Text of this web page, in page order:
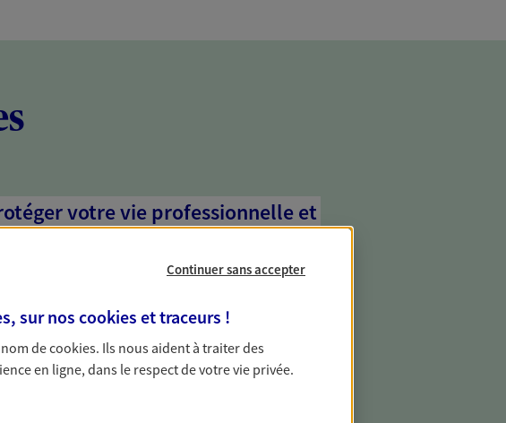
votre vie professionnelle et
sommes à votre écoute pour vous proposer des
mais aussi les risques liés à votre vie privée. Un seul
pour tous vos besoins, ça change tout.
Continuer sans accepter
sur nos cookies et traceurs !
decookies. Ils nous aident à traiter des
en ligne, dans le respect de votre vie privée.